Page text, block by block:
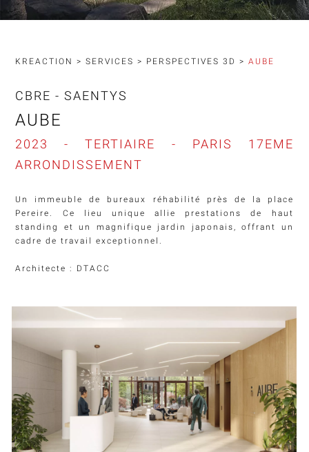
KREACTION >SERVICES > PERSPECTIVES 3D >AUBE
CBRE - SAENTYS
AUBE
2023 - TERTIAIRE - PARIS 17EME
ARRONDISSEMENT
Un immeuble de bureaux réhabilité près de la place
Pereire. Ce lieu unique allie prestations de haut
standing et un magnifique jardin japonais, offrant un
cadre de travail exceptionnel.
Architecte : DTACC